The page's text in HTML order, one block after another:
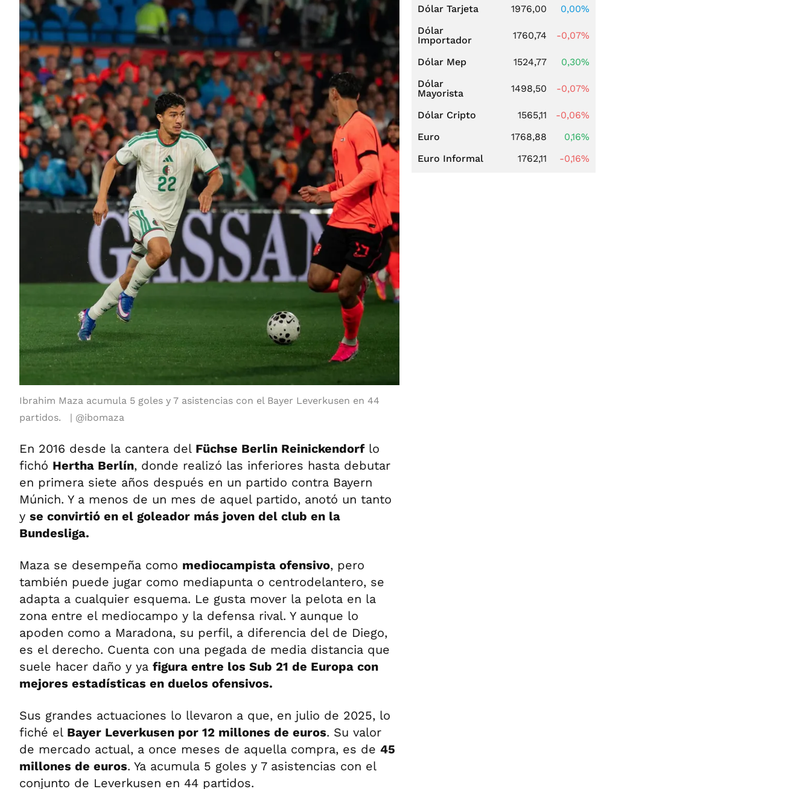
Ibrahim Maza acumula 5 goles y 7 asistencias con el Bayer Leverkusen en 44
partidos.
@ibomaza
En 2016 desde la cantera del Füchse Berlin Reinickendorflo
fichó Hertha Berlín, donde realizó las inferiores hasta debutar
en primera siete años después en un partido contra Bayern
Múnich. Y a menos de un mes de aquel partido, anotó un tanto
y se convirtió en el goleador más joven del club en la
Bundesliga.
Maza se desempeña como mediocampista ofensivo, pero
también puede jugar como mediapunta o centrodelantero, se
adapta a cualquier esquema. Le gusta mover la pelota en la
zona entre el mediocampo y la defensa rival. Y aunque lo
apoden como a Maradona, su perfil, a diferencia del de Diego,
es el derecho. Cuenta con una pegada de media distancia que
suele hacer daño y ya figura entre los Sub 21 de Europa con
mejores estadísticas en duelos ofensivos.
Sus grandes actuaciones lo llevaron a que, en julio de 2025, lo
fiché el Bayer Leverkusen por 12 millones de euros. Su valor
de mercado actual, a once meses de aquella compra, es de 45
millones de euros. Ya acumula 5 goles y 7 asistencias con el
conjunto de Leverkusen en 44 partidos.
Dólar Tarjeta
1976,00
0,00%
Dólar
Importador
1760,74 -0,07%
Dólar Mep 1524,77
0,30%
Dólar
Mayorista
1498,50 -0,07%
Dólar Cripto 1565,11
-0,06%
Euro
1768,88
0,16%
Euro Informal
1762,11 -0,16%